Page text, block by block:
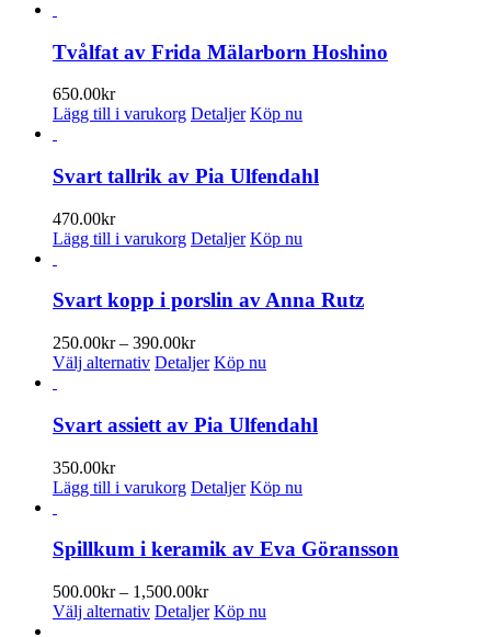
har
flera
De
olika
kan
väljas
Tvålfat av Frida Mälarborn Hoshino
650.00kr
Lägg till i varukorg Detaljer Köp nu
Svart tallrik av Pia Ulfendahl
470.00kr
Lägg till i varukorg Detaljer Köp nu
Svart kopp i porslin av Anna Rutz
250.00kr – 390.00krPrisintervall:
250.00kr
Välj alternativ Den
har
flera
De
olika
kan
väljas
produktsidan
Detaljer Köp nu
Svart assiett av Pia Ulfendahl
350.00kr
Lägg till i varukorg Detaljer Köp nu
Spillkum i keramik av Eva Göransson
500.00kr – 1,500.00krPrisintervall:
500.00kr
Välj alternativ Den
Detaljer Köp nu